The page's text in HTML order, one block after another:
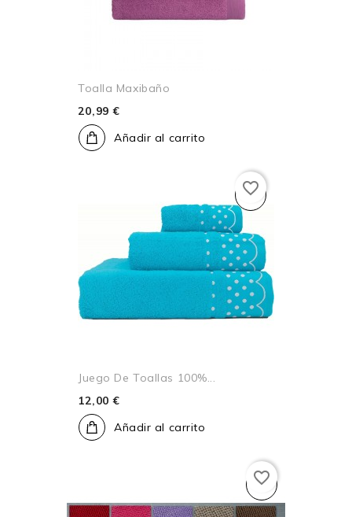
Toalla Maxibaño
20,99 €
Añadir al carrito
Juego De Toallas 100%...
12,00 €
Añadir al carrito
favorite_border
favorite_border